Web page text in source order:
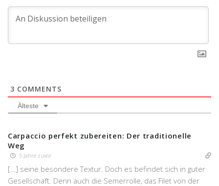
3 COMMENTS
Älteste
Carpaccio perfekt zubereiten: Der traditionelle
Weg
5 Jahre zuvor
[…] seine besondere Textur. Doch es befindet sich in guter
Gesellschaft. Denn auch die Semerrolle, das Filet von der